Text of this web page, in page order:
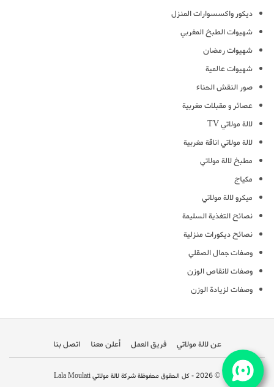
ديكور واكسسوارات المنزل
شهيوات الطبخ المغربي
شهيوات رمضان
شهيوات عالمية
صور النقش الحناء
عصائر و مقبلات مغربية
لالة مولاتي TV
لالة مولاتي اناقة مغربية
مطبخ لالة مولاتي
مكياج
ميكرو لالة مولاتي
نصائح التغذية السليمة
نصائح ديكورات منزلية
وصفات جمال الصقلي
وصفات لانقاص الوزن
وصفات لزيادة الوزن
عن لالة مولاتي فريق العمل أعلن معنا اتصل بنا
© 2026 - كل الحقوق محفوظة شركة لالة مولاتي Lala Moulati